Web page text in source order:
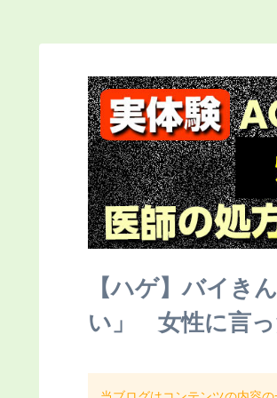
【ハゲ】バイき
い」 女性に言っ